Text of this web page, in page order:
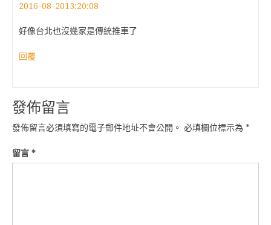
2016-08-2013:20:08
好像台北也沒幾家是傳統推車了
回覆
發佈留言
發佈留言必須填寫的電子郵件地址不會公開。 必填欄位標示為 *
留言 *